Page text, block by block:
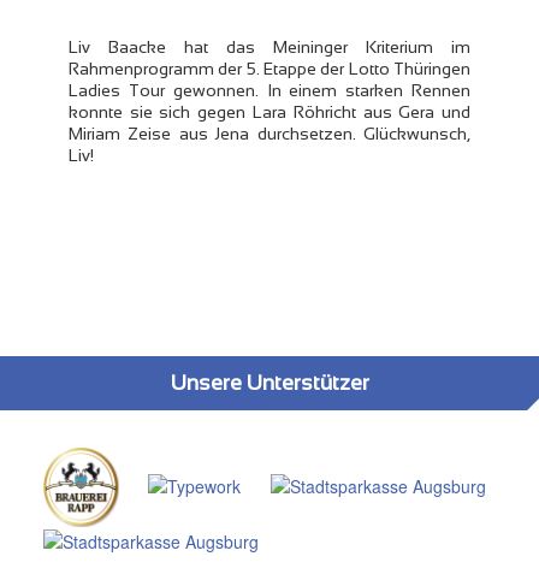
Liv Baacke hat das Meininger Kriterium im
Rahmenprogramm der 5. Etappe der Lotto Thüringen
Ladies Tour gewonnen. In einem starken Rennen
konnte sie sich gegen Lara Röhricht aus Gera und
Miriam Zeise aus Jena durchsetzen. Glückwunsch,
Liv!
Unsere Unterstützer